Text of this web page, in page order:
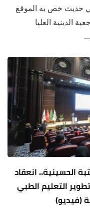
في حديث خص به الموقع
الدينية العليا
الحسينية.. انعقاد
التعليم الطبي
(فيديو)